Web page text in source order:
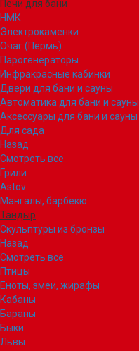
Печи для бани
НМК
Электрокаменки
Очаг (Пермь)
Парогенераторы
Инфракрасные кабинки
Двери для бани и сауны
Автоматика для бани и сауны
Аксессуары для бани и сауны
Для сада
Назад
Смотреть все
Грили
Astov
Мангалы, барбекю
Тандыр
Скульптуры из бронзы
Назад
Смотреть все
Птицы
Еноты, змеи, жирафы
Кабаны
Бараны
Быки
Львы